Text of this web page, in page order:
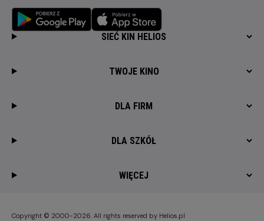
SIEĆ KIN HELIOS
TWOJE KINO
DLA FIRM
DLA SZKÓŁ
WIĘCEJ
Copyright © 2000-2026. All rights reserved by Helios.pl